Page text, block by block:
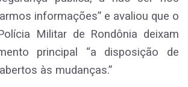
informações” e avaliou que o
Militar de Rondônia deixam
principal “a disposição de
às mudanças.”